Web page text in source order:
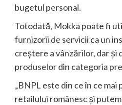
bugetul personal.
Totodată, Mokka poate fi
furnizorii de servicii ca un
creștere a vânzărilor, dar și
produselor din categoria
„BNPL este din ce în ce mai
retailului românesc și